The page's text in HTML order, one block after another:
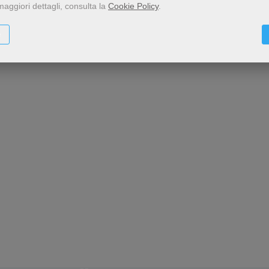
dettagli, consulta la Cookie Policy.